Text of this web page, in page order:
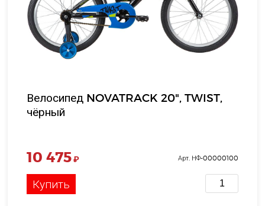
Велосипед NOVATRACK 20", TWIST,
чёрный
10 475₽ Арт. НФ-00000100
Купить